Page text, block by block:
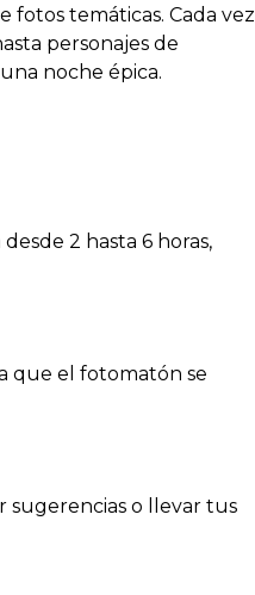
fotos temáticas. Cada vez
personajes de
noche épica.
2 hasta 6 horas,
que el fotomatón se
sugerencias o llevar tus